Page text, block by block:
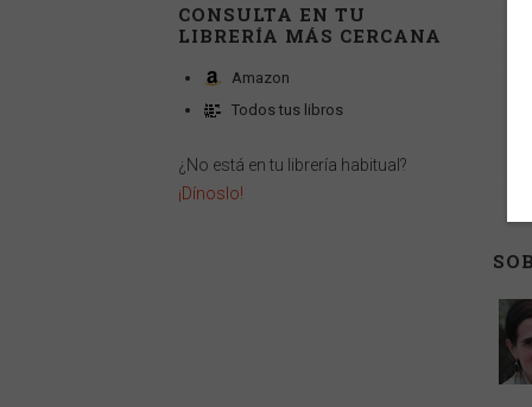
CONSULTA EN TU
LIBRERÍA MÁS CERCANA
Amazon
Todos tus libros
¿No está en tu librería habitual?
¡Dínoslo!